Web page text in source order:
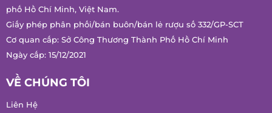
Chí Minh, Việt Nam.
Chi nhánh: 9/18 Nguyễn Huy Tưởng, Phường Gia Định, Thành
phố Hồ Chí Minh, Việt Nam.
Giấy phép phân phối/bán buôn/bán lẻ rượu số 332/GP-SCT
Ngày cấp: 15/12/2021